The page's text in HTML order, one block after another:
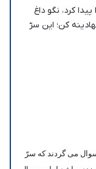
کرد، نگو داغ
کن؛ این سرّ
می گردند که سرّ